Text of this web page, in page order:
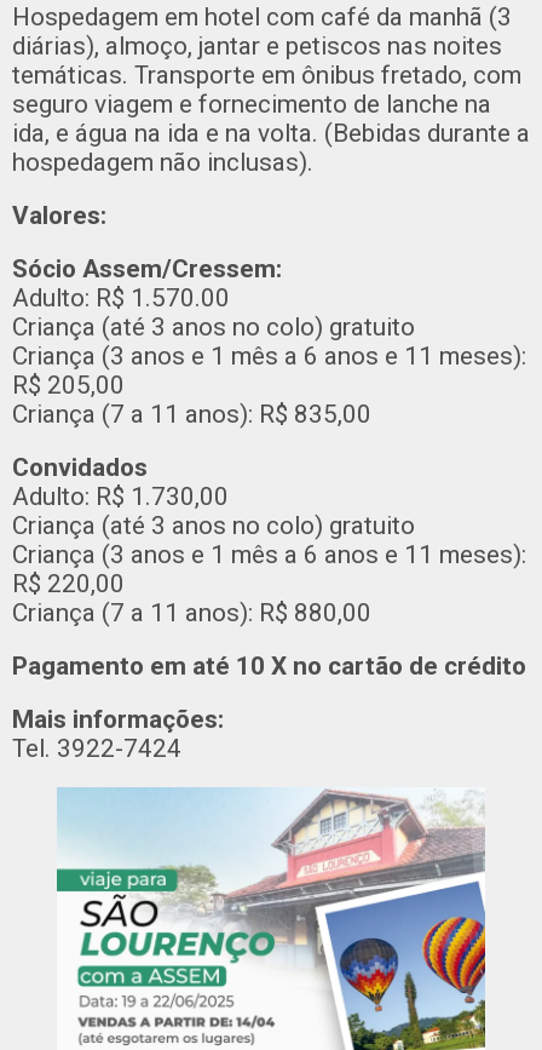
Hospedagem em hotel com café da manhã (3
diárias), almoço, jantar e petiscos nas noites
temáticas. Transporte em ônibus fretado, com
seguro viagem e fornecimento de lanche na
ida, e água na ida e na volta. (Bebidas durante a
hospedagem não inclusas).
Valores:
Sócio Assem/Cressem:
Adulto: R$ 1.570.00
Criança (até 3 anos no colo) gratuito
Criança (3 anos e 1 mês a 6 anos e 11 meses):
R$ 205,00
Criança (7 a 11 anos): R$ 835,00
Convidados
Adulto: R$ 1.730,00
Criança (até 3 anos no colo) gratuito
Criança (3 anos e 1 mês a 6 anos e 11 meses):
R$ 220,00
Criança (7 a 11 anos): R$ 880,00
Pagamento em até 10 X no cartão de crédito
Mais informações:
Tel. 3922-7424